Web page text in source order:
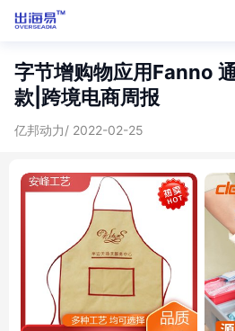
字节增购物应用Fanno
款|跨境电商周报
亿邦动力/ 2022-02-25